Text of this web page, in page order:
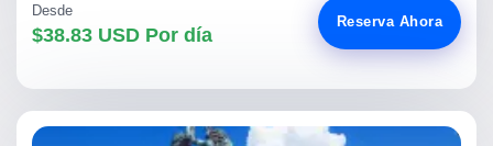
Desde
$38.83 USD Por día
Reserva Ahora